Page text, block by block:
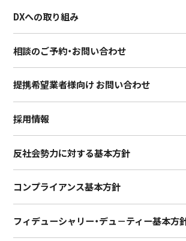
DXへの取り組み
相談のご予約・お問い合わせ
提携希望業者様向け お問い合わせ
採用情報
反社会勢力に対する基本方針
コンプライアンス基本方針
フィデューシャリー・デュ－ティー基本方